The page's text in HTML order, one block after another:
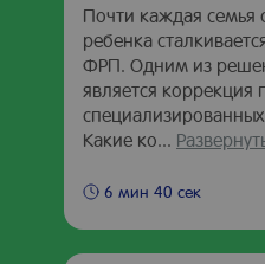
Почти каждая семья
ребенка
ФРП. Одним из
является
Какие ко...
6 мин 40 сек